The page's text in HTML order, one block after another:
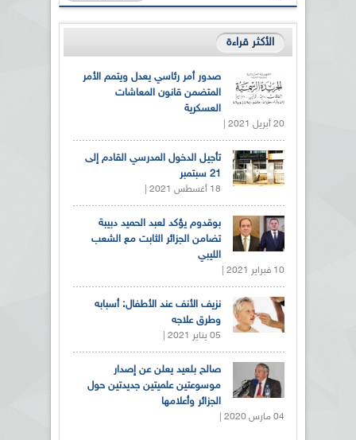
الأكثر قراءة
صدور أمر رئاسي يعدل ويتمم الأمر
المتضمن قانون المعاشات
العسكرية
20 أبريل 2021 |
تأجيل الدخول المدرسي القادم إلى
21 سبتمبر
18 أغسطس 2021 |
بوقدوم يؤكد لعبد الحميد دبيبة
تضامن الجزائر الثابت مع الشعب
الليبي
10 فبراير 2021 |
نزيف الأنف عند الأطفال: أسبابه
وطرق علاجه
05 يناير 2021 |
صالح بلعيد يعلن عن إصدار
موسوعتين علميتين جديدتين حول
الجزائر وأعلامها
04 مارس 2020 |